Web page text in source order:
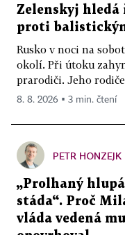
Zelenskyj hledá
proti
Rusko v noci na
okolí. Při útoku
prarodiči. Jeho
8. 8. 2026 ▪ 3 min. čtení
PETR HONZEJK
„Prolhaný
stáda“. Proč
vláda vedená